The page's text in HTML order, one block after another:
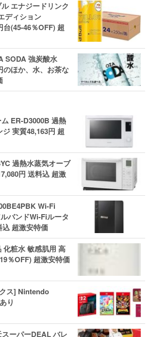
エナジードリンク
ディション
(45-46％OFF) 超
SODA 強炭酸水
のほか、水、お茶な
ER-D3000B 過熱
実質48,163円 超
過熱水蒸気オーブ
円 送料込 超激
Wi-Fi
バンドWi-Fiルータ
込 超激安特価
粧水 敏感肌用 高
％OFF) 超激安特価
ス] Nintendo
り
ーパーDEAL バレ